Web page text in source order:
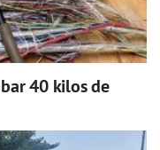
40 kilos de